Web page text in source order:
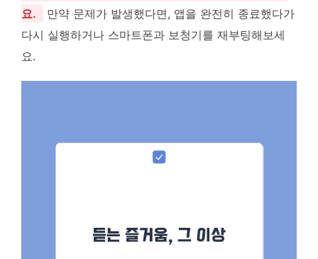
요.
만약 문제가 발생했다면, 앱을 완전히 종료했다가
다시 실행하거나 스마트폰과 보청기를 재부팅해보세
요.